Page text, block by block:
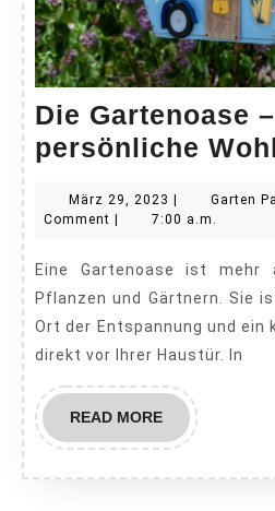
Die Gartenoase
persönliche
März 29, 2023 März
29,
Garten
Comment
7:00 a.m.
Eine Gartenoase ist mehr als nur ein Ort zum
Pflanzen und Gärtnern. Sie
Ort der Entspannung und ein
direkt vor Ihrer Haustür. In
READ MOREREAD
MORE